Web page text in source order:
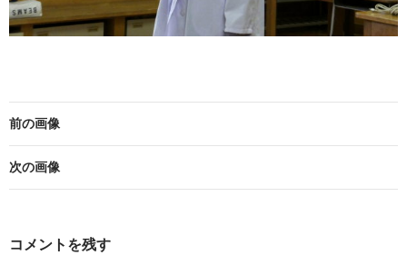
前の画像
次の画像
コメントを残す